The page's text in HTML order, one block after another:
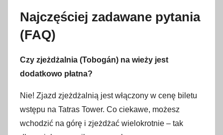
Najczęściej zadawane pytania
(FAQ)
Czy zjeżdżalnia (Tobogán) na wieży jest
dodatkowo płatna?
Nie! Zjazd zjeżdżalnią jest włączony w cenę biletu
wstępu na Tatras Tower. Co ciekawe, możesz
wchodzić na górę i zjeżdżać wielokrotnie – tak